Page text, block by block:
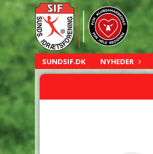
SUNDSIF.DK NYHEDER